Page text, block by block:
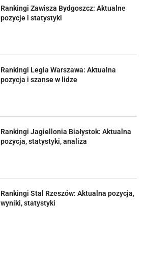
Rankingi Zawisza Bydgoszcz: Aktualne
pozycje i statystyki
Rankingi Legia Warszawa: Aktualna
pozycja i szanse w lidze
Rankingi Jagiellonia Białystok: Aktualna
pozycja, statystyki, analiza
Rankingi Stal Rzeszów: Aktualna pozycja,
wyniki, statystyki